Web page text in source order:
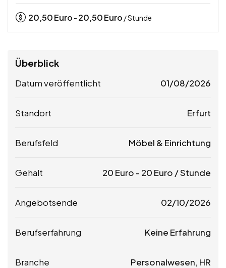
20,50Euro - 20,50Euro / Stunde
Überblick
Datum veröffentlicht 01/08/2026
Standort Erfurt
Berufsfeld Möbel & Einrichtung
Gehalt 20 Euro - 20 Euro / Stunde
Angebotsende 02/10/2026
Berufserfahrung Keine Erfahrung
Branche Personalwesen, HR